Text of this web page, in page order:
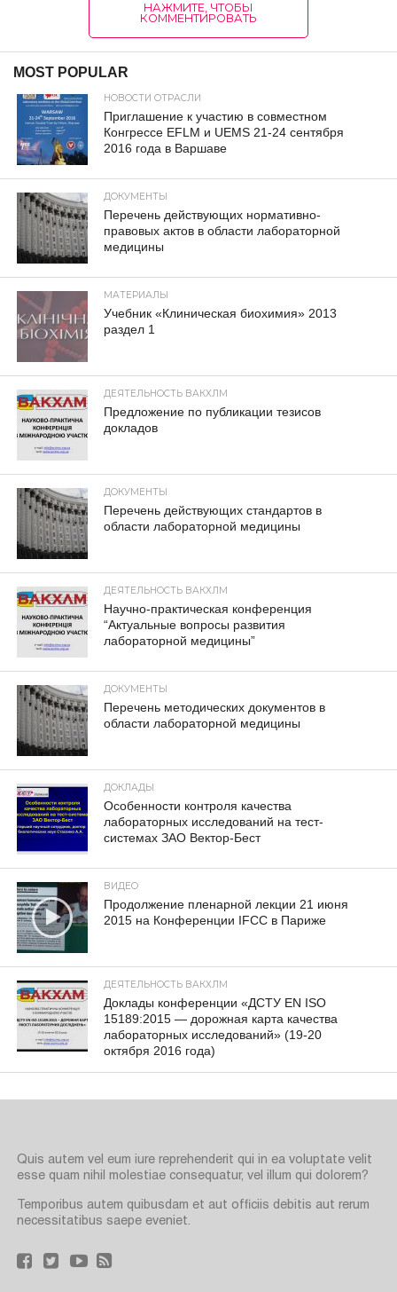
НАЖМИТЕ, ЧТОБЫ
КОММЕНТИРОВАТЬ
MOST POPULAR
НОВОСТИ ОТРАСЛИ
Приглашение к участию в совместном
Конгрессе EFLM и UEMS 21-24 сентября
2016 года в Варшаве
ДОКУМЕНТЫ
Перечень действующих нормативно-
правовых актов в области лабораторной
медицины
МАТЕРИАЛЫ
Учебник «Клиническая биохимия» 2013
раздел 1
ДЕЯТЕЛЬНОСТЬ ВАКХЛМ
Предложение по публикации тезисов
докладов
ДОКУМЕНТЫ
Перечень действующих стандартов в
области лабораторной медицины
ДЕЯТЕЛЬНОСТЬ ВАКХЛМ
Научно-практическая конференция
“Актуальные вопросы развития
лабораторной медицины”
ДОКУМЕНТЫ
Перечень методических документов в
области лабораторной медицины
ДОКЛАДЫ
Особенности контроля качества
лабораторных исследований на тест-
системах ЗАО Вектор-Бест
ВИДЕО
Продолжение пленарной лекции 21 июня
2015 на Конференции IFCC в Париже
ДЕЯТЕЛЬНОСТЬ ВАКХЛМ
Доклады конференции «ДСТУ EN ISO
15189:2015 — дорожная карта качества
лабораторных исследований» (19-20
октября 2016 года)
Quis autem vel eum iure reprehenderit qui in ea voluptate velit
esse quam nihil molestiae consequatur, vel illum qui dolorem?
Temporibus autem quibusdam et aut officiis debitis aut rerum
necessitatibus saepe eveniet.